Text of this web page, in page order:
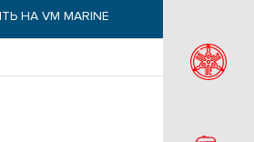
НА VM MARINE